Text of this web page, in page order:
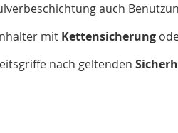
auch
mit Kettensicherung
nach geltenden